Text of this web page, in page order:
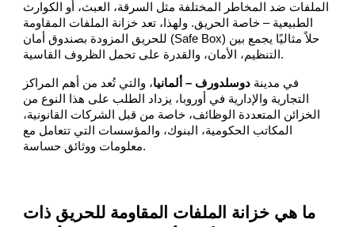
الملفات ضد المخاطر المختلفة مثل السرقة، العبث، أو الكوارث
الطبيعية – خاصة الحريق. ولهذا، تعد خزانة الملفات المقاومة
للحريق المزودة بصندوق أمان (Safe Box) حلاً مثاليًا يجمع بين
التنظيم، الأمان، والقدرة على تحمل الظروف القاسية.
في مدينة دوسلدورف – ألمانيا، والتي تُعد من أهم المراكز
التجارية والإدارية في أوروبا، يزداد الطلب على هذا النوع من
الخزائن المتعددة الوظائف، خاصة من قبل الشركات القانونية،
المكاتب الحكومية، البنوك، والمؤسسات التي تتعامل مع
معلومات ووثائق حساسة.
ما هي خزانة الملفات المقاومة للحريق ذات